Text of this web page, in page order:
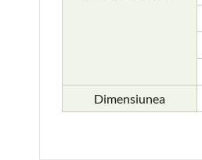
Dimensiunea